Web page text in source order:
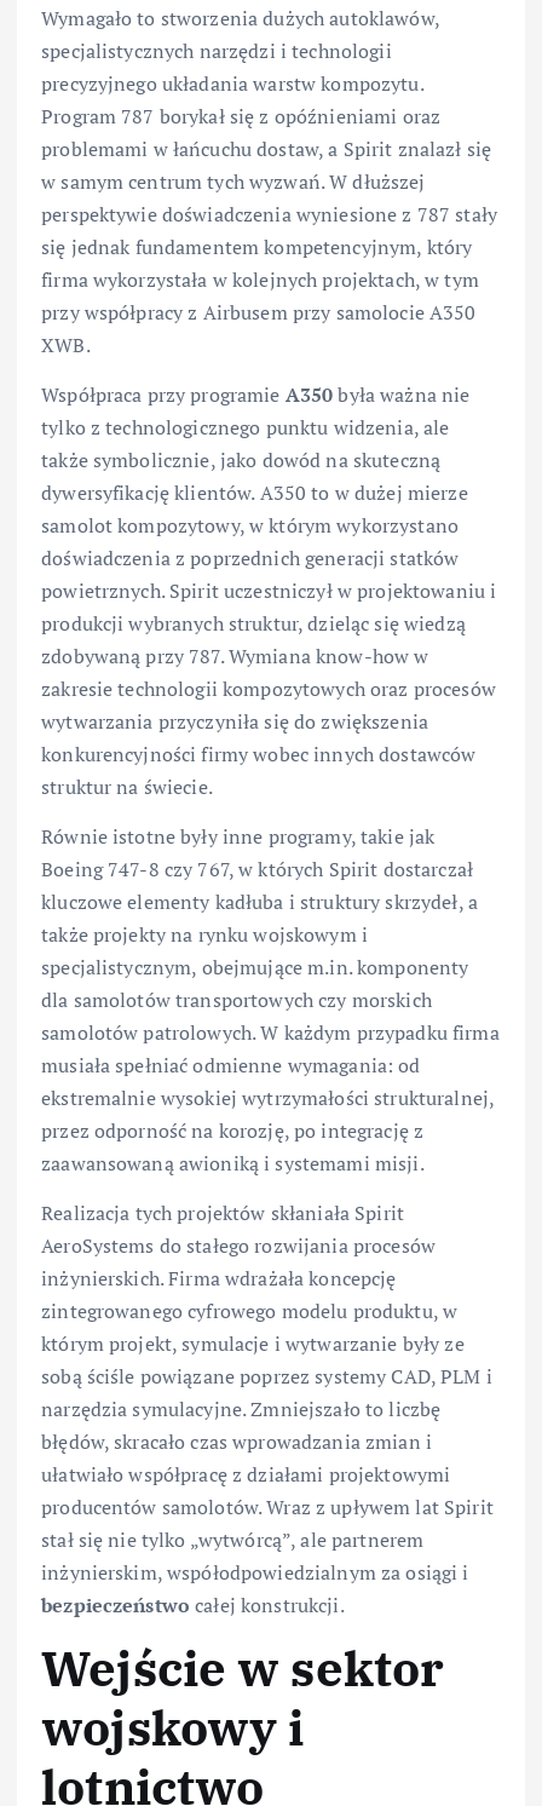
Wymagało to stworzenia dużych autoklawów,
specjalistycznych narzędzi i technologii
precyzyjnego układania warstw kompozytu.
Program 787 borykał się z opóźnieniami oraz
problemami w łańcuchu dostaw, a Spirit znalazł się
w samym centrum tych wyzwań. W dłuższej
perspektywie doświadczenia wyniesione z 787 stały
się jednak fundamentem kompetencyjnym, który
firma wykorzystała w kolejnych projektach, w tym
przy współpracy z Airbusem przy samolocie A350
XWB.
Współpraca przy programie A350była ważna nie
tylko z technologicznego punktu widzenia, ale
także symbolicznie, jako dowód na skuteczną
dywersyfikację klientów. A350 to w dużej mierze
samolot kompozytowy, w którym wykorzystano
doświadczenia z poprzednich generacji statków
powietrznych. Spirit uczestniczył w projektowaniu i
produkcji wybranych struktur, dzieląc się wiedzą
zdobywaną przy 787. Wymiana know-how w
zakresie technologii kompozytowych oraz procesów
wytwarzania przyczyniła się do zwiększenia
konkurencyjności firmy wobec innych dostawców
struktur na świecie.
Równie istotne były inne programy, takie jak
Boeing 747-8 czy 767, w których Spirit dostarczał
kluczowe elementy kadłuba i struktury skrzydeł, a
także projekty na rynku wojskowym i
specjalistycznym, obejmujące m.in. komponenty
dla samolotów transportowych czy morskich
samolotów patrolowych. W każdym przypadku firma
musiała spełniać odmienne wymagania: od
ekstremalnie wysokiej wytrzymałości strukturalnej,
przez odporność na korozję, po integrację z
zaawansowaną awioniką i systemami misji.
Realizacja tych projektów skłaniała Spirit
AeroSystems do stałego rozwijania procesów
inżynierskich. Firma wdrażała koncepcję
zintegrowanego cyfrowego modelu produktu, w
którym projekt, symulacje i wytwarzanie były ze
sobą ściśle powiązane poprzez systemy CAD, PLM i
narzędzia symulacyjne. Zmniejszało to liczbę
błędów, skracało czas wprowadzania zmian i
ułatwiało współpracę z działami projektowymi
producentów samolotów. Wraz z upływem lat Spirit
stał się nie tylko „wytwórcą”, ale partnerem
inżynierskim, współodpowiedzialnym za osiągi i
bezpieczeństwo całej konstrukcji.
Wejście w sektor
wojskowy i
lotnictwo